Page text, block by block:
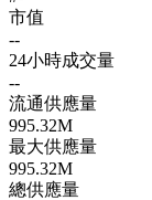
市值
--
24小時成交量
--
流通供應量
995.32M
最大供應量
995.32M
總供應量